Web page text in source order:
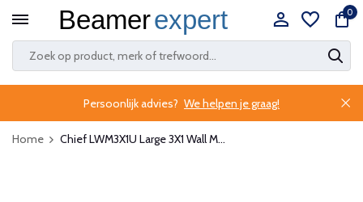
0
Persoonlijk advies? We helpen je graag!
Home Chief LWM3X1U Large 3X1 Wall M...